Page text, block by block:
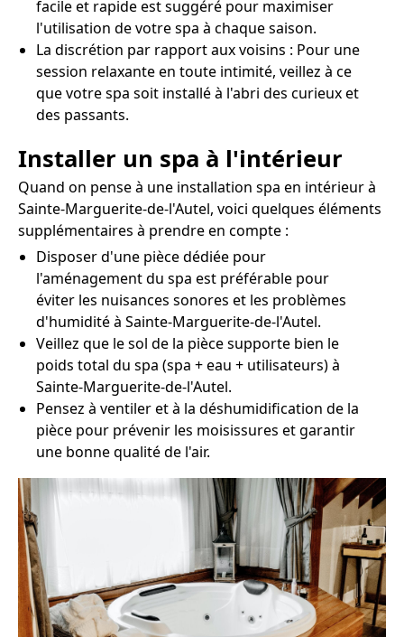
facile et rapide est suggéré pour maximiser
l'utilisation de votre spa à chaque saison.
La discrétion par rapport aux voisins : Pour une
session relaxante en toute intimité, veillez à ce
que votre spa soit installé à l'abri des curieux et
des passants.
Installer un spa à l'intérieur
Quand on pense à une installation spa en intérieur à
Sainte-Marguerite-de-l'Autel, voici quelques éléments
supplémentaires à prendre en compte :
Disposer d'une pièce dédiée pour
l'aménagement du spa est préférable pour
éviter les nuisances sonores et les problèmes
d'humidité à Sainte-Marguerite-de-l'Autel.
Veillez que le sol de la pièce supporte bien le
poids total du spa (spa + eau + utilisateurs) à
Sainte-Marguerite-de-l'Autel.
Pensez à ventiler et à la déshumidification de la
pièce pour prévenir les moisissures et garantir
une bonne qualité de l'air.